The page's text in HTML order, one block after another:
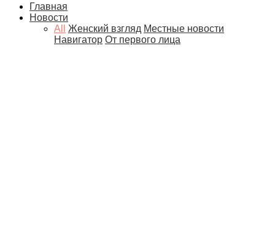
Главная
Новости
All
Женский взгляд Местные новости
Навигатор От первого лица